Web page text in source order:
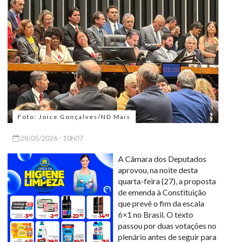
Foto: Joice Gonçalves/ND Mais
28/05/2026 - 10h07
A Câmara dos Deputados
aprovou, na noite desta
quarta-feira (27), a proposta
de emenda à Constituição
que prevê o fim da escala
6×1 no Brasil. O texto
passou por duas votações no
plenário antes de seguir para